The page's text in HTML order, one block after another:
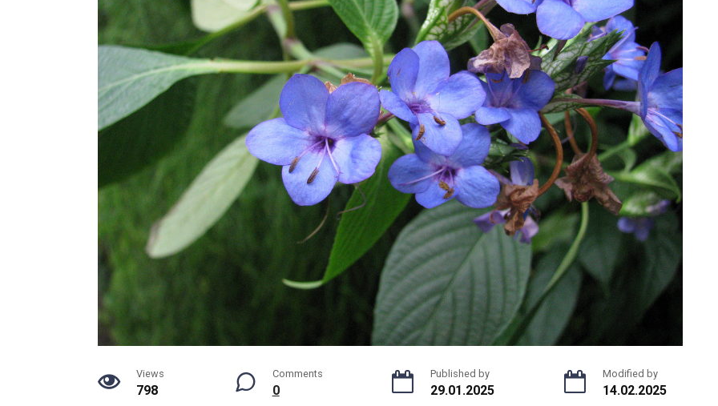
Views
798
Comments
0
Published by
29.01.2025
Modified by
14.02.2025